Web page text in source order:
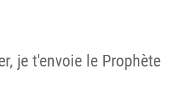
je t'envoie le Prophète